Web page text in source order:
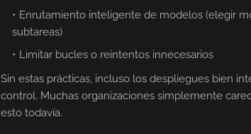
Enrutamiento inteligente de modelos (elegir
subtareas)
Limitar bucles o reintentos innecesarios
Sin estas prácticas, incluso los despliegues bien
control. Muchas organizaciones simplemente
esto todavía.